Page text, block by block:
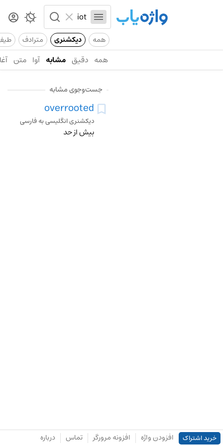
همه دیکشنری مترادف
همه دقیق مشابه آوا متن
جست‌وجوی مشابه
overrooted
دیکشنری انگلیسی به فارسی
بیش از حد
خرید اشتراک افزودن واژه افزونه مرورگر تماس درباره